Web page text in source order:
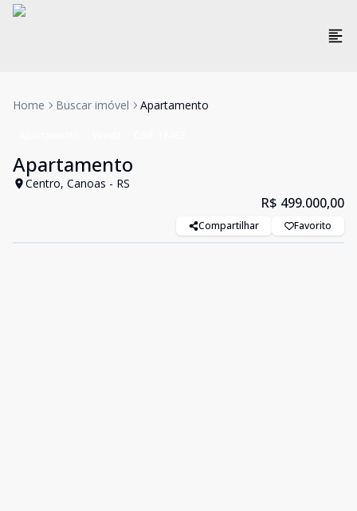
Home Buscar imóvel Apartamento
Apartamento
Centro, Canoas - RS
R$ 499.000,00
Compartilhar Favorito